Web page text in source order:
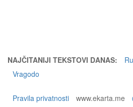
NAJČITANIJI TEKSTOVI DANAS:
Vragodo
Pravila privatnosti www.ekarta.me